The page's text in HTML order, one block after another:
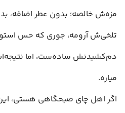
مزه‌ش خالصه؛ بدون عطر اضافه،
تلخی‌ش آرومه، جوری که حس
دم‌کشیدنش ساده‌ست، اما
میاره.
اگر اهل چای صبحگاهی هستی،